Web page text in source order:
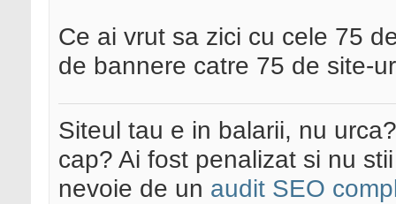
Ce ai vrut sa zici cu cele 75
de bannere catre 75 de site-
Siteul tau e in balarii, nu
cap? Ai fost penalizat si nu
nevoie de un audit SEO